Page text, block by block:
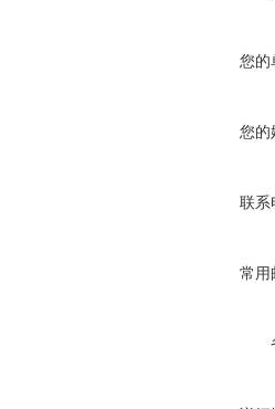
您的
您的
联系
常用